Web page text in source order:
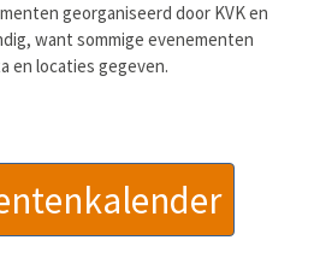
georganiseerd door KVK en
want sommige evenementen
en locaties gegeven.